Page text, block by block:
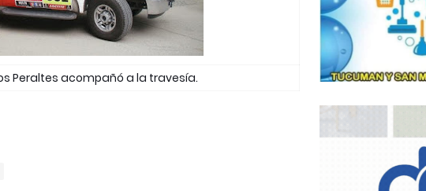
Peraltes acompañó a la travesía.